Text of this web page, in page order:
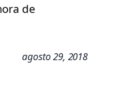
de
agosto 29, 2018